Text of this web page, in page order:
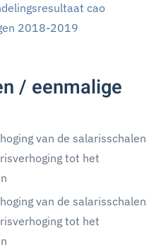
cao
2018-2019
/ eenmalige
van de salarisschalen
tot het
van de salarisschalen
tot het